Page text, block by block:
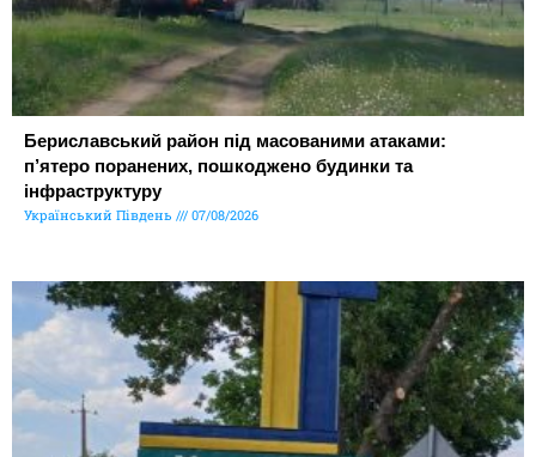
Бериславський район під масованими атаками:
п’ятеро поранених, пошкоджено будинки та
інфраструктуру
Український Південь 07/08/2026